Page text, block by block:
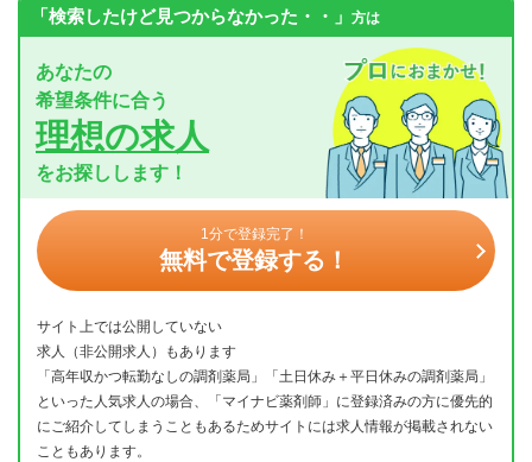
「検索したけど見つからなかった・・」 方は
あなたの
希望条件に合う
理想の求人
をお探しします！
1分で登録完了！
無料で登録する！
サイト上では公開していない
求人（非公開求人）もあります
「高年収かつ転勤なしの調剤薬局」「土日休み＋平日休みの調剤薬局」
といった人気求人の場合、「マイナビ薬剤師」に登録済みの方に優先的
にご紹介してしまうこともあるためサイトには求人情報が掲載されない
こともあります。